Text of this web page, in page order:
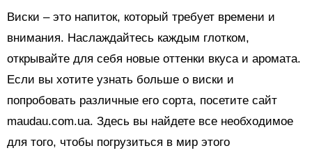
Виски – это напиток, который требует времени и
внимания. Наслаждайтесь каждым глотком,
открывайте для себя новые оттенки вкуса и аромата.
Если вы хотите узнать больше о виски и
попробовать различные его сорта, посетите сайт
maudau.com.ua. Здесь вы найдете все необходимое
для того, чтобы погрузиться в мир этого